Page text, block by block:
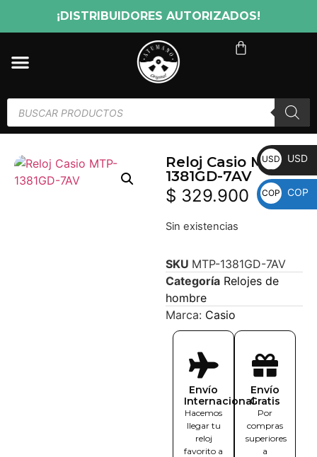
¡DISTRIBUIDORES AUTORIZADOS!
Reloj Casio MTP-
1381GD-7AV
$ 329.900
Sin existencias
SKU MTP-1381GD-7AV
Categoría Relojes de
hombre
Marca: Casio
Envío
Internacional
Hacemos
llegar tu
reloj
favorito a
Envío
Gratis
Por
compras
superiores
a
USD USD
COP COP